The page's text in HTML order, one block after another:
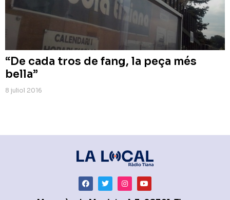
“De cada tros de fang, la peça més
bella”
8 juliol 2016